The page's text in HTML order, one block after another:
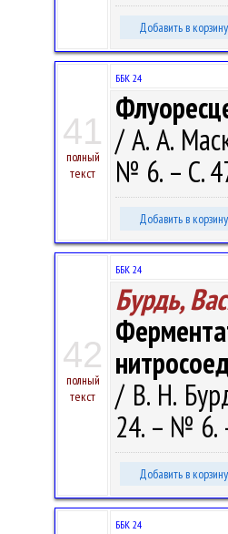
Добавить в корзину
41
полный
текст
ББК 24
/ А. А.
№ 6. – С.
Добавить в корзину
42
полный
текст
ББК 24
Бурдь,
/ В. Н.
24. – № 6.
Добавить в корзину
ББК 24